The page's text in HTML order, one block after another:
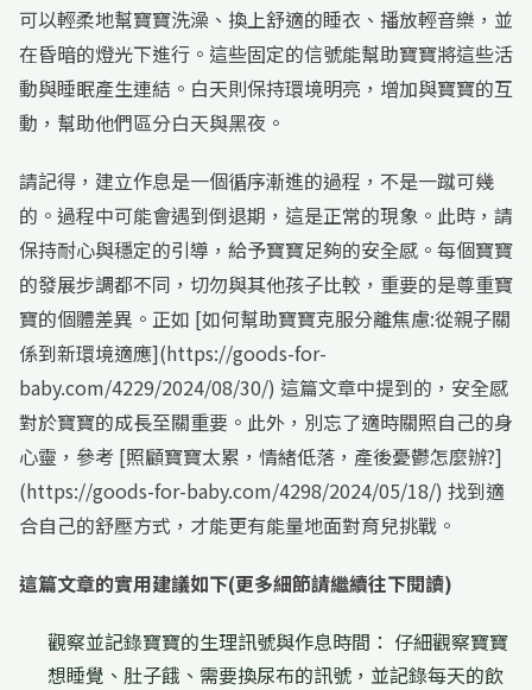
可以輕柔地幫寶寶洗澡、換上舒適的睡衣、播放輕音樂，並
在昏暗的燈光下進行。這些固定的信號能幫助寶寶將這些活
動與睡眠產生連結。白天則保持環境明亮，增加與寶寶的互
動，幫助他們區分白天與黑夜。
請記得，建立作息是一個循序漸進的過程，不是一蹴可幾
的。過程中可能會遇到倒退期，這是正常的現象。此時，請
保持耐心與穩定的引導，給予寶寶足夠的安全感。每個寶寶
的發展步調都不同，切勿與其他孩子比較，重要的是尊重寶
寶的個體差異。正如 [如何幫助寶寶克服分離焦慮:從親子關
係到新環境適應](https://goods-for-
baby.com/4229/2024/08/30/) 這篇文章中提到的，安全感
對於寶寶的成長至關重要。此外，別忘了適時關照自己的身
心靈，參考 [照顧寶寶太累，情緒低落，產後憂鬱怎麼辦?]
(https://goods-for-baby.com/4298/2024/05/18/) 找到適
合自己的舒壓方式，才能更有能量地面對育兒挑戰。
這篇文章的實用建議如下(更多細節請繼續往下閱讀)
觀察並記錄寶寶的生理訊號與作息時間： 仔細觀察寶寶
想睡覺、肚子餓、需要換尿布的訊號，並記錄每天的飲